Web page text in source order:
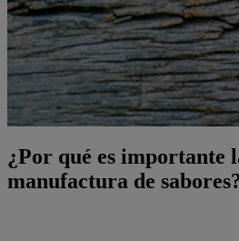
¿Por qué es importante
manufactura de